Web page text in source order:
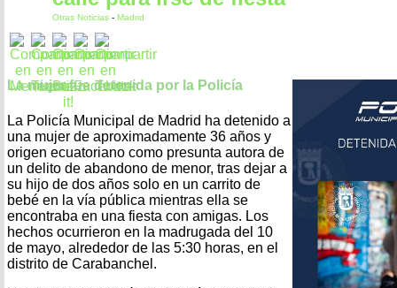
Otras Noticias - Madrid
La mujer fue detenida por la Policía
La Policía Municipal de Madrid ha detenido a
una mujer de aproximadamente 36 años y
origen ecuatoriano como presunta autora de
un delito de abandono de menor, tras dejar a
su hijo de dos años solo en un carrito de
bebé en la vía pública mientras ella se
encontraba en una fiesta con amigas. Los
hechos ocurrieron en la madrugada del 10
de mayo, alrededor de las 5:30 horas, en el
distrito de Carabanchel.